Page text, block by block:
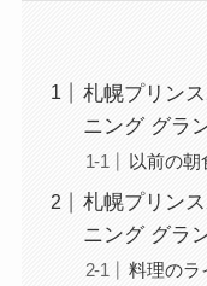
札幌プリン
ニング グラ
以前の朝
札幌プリン
ニング グラ
料理のラ